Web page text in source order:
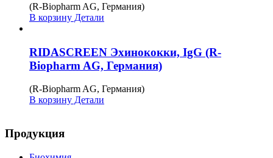
(R-Biopharm AG, Германия)
В корзину Детали
RIDASCREEN Эхинококки, IgG (R-
Biopharm AG, Германия)
(R-Biopharm AG, Германия)
В корзину Детали
Продукция